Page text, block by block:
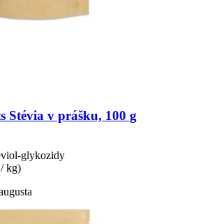
Stévia v prášku, 100 g
glykozidy
kg)